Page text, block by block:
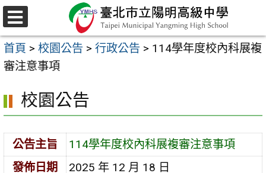
跳
至
主
要
容
區
選
單
首頁 > 校園公告 > 行政公告 > 114學年度校內科展複
審注意事項
校園公告
公告主旨
114學年度校內科展複審注意事項
發佈日期
2025 年 12 月 18 日